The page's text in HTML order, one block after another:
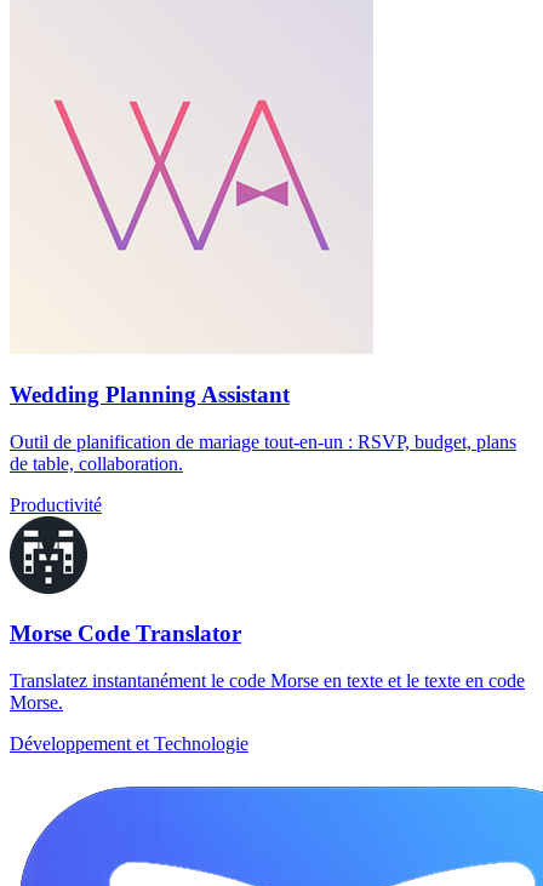
Wedding Planning Assistant
Outil de planification de mariage tout-en-un : RSVP, budget, plans
de table, collaboration.
Productivité
Morse Code Translator
Translatez instantanément le code Morse en texte et le texte en code
Morse.
Développement et Technologie